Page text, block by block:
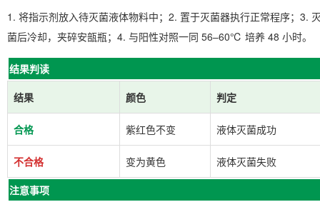
1. 将指示剂放入待灭菌液体物料中；2. 置于灭菌器执行正常程序；3.
菌后冷却，夹碎安瓿瓶；4. 与阳性对照一同 56–60℃ 培养 48 小时。
结果判读
结果
颜色 判定
合格 紫红色不变 液体灭菌成功
不合格 变为黄色
液体灭菌失败
注意事项